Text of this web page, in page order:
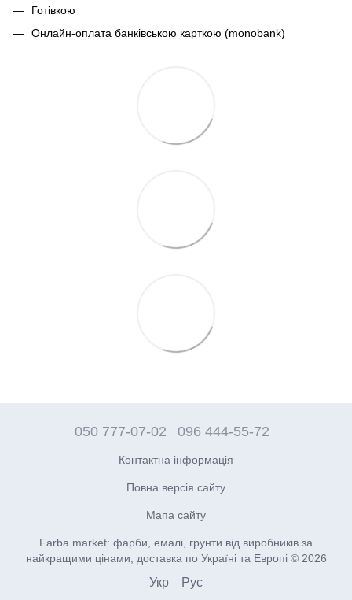
Готівкою
Онлайн-оплата банківською карткою (monobank)
050 777-07-02 096 444-55-72
Контактна інформація
Повна версія сайту
Мапа сайту
Farba market: фарби, емалі, грунти від виробників за
найкращими цінами, доставка по Україні та Европі © 2026
Укр Рус